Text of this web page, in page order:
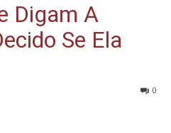
Digam A
Se Ela
0